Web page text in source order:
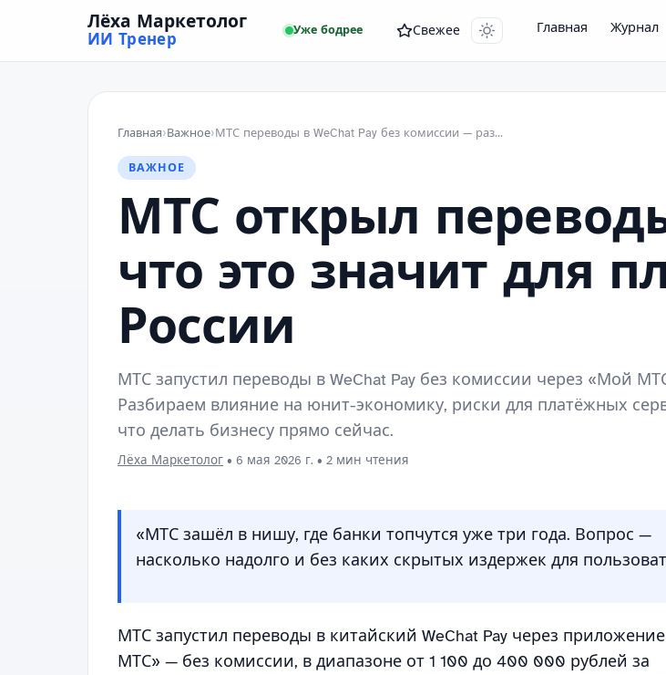
Лёха Маркетолог
ИИ Тренер Уже бодрее Свежее Главная Журнал
Главная›Важное› МТС переводы в WeChat Pay без комиссии — разбор для бизнеса
ВАЖНОЕ
МТС открыл
что это значит для
России
МТС запустил переводы в WeChat Pay без комиссии через «Мой
Разбираем влияние на юнит-экономику, риски для платёжных
что делать бизнесу прямо сейчас.
Лёха Маркетолог • 6 мая 2026 г. • 2 мин чтения
«МТС зашёл в нишу, где банки топчутся уже три года. Вопрос —
насколько надолго и без каких скрытых издержек для
МТС запустил переводы в китайский WeChat Pay через
МТС» — без комиссии, в диапазоне от 1 100 до 400 000 рублей за